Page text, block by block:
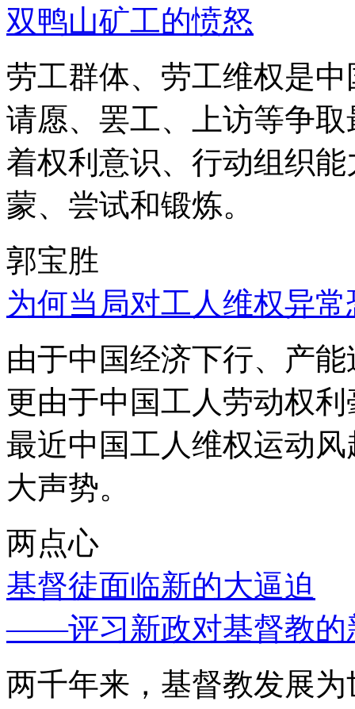
双鸭山矿工的愤怒
劳工群体、劳工维权是
请愿、罢工、上访等争
着权利意识、行动组织
蒙、尝试和锻炼。
郭宝胜
为何当局对工人维权异
由于中国经济下行、产
更由于中国工人劳动权
最近中国工人维权运动
大声势。
两点心
基督徒面临新的大逼迫
——评习新政对基督教的
两千年来，基督教发展